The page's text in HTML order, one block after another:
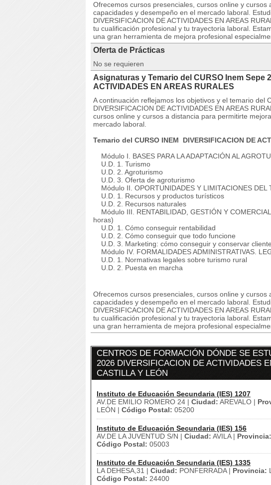
Ofrecemos cursos presenciales, cursos online y
capacidades y desempeño en el mercado laboral.
DIVERSIFICACION DE ACTIVIDADES EN AREAS
tu cualificación profesional y tu trayectoria laboral.
una gran herramienta de mejora profesional
Oferta de Prácticas
No se requieren
Asignaturas y Temario del CURSO Inem Sepe
ACTIVIDADES EN AREAS RURALES
A continuación reflejamos los objetivos y el temario del
DIVERSIFICACION DE ACTIVIDADES EN AREAS
cursos online y cursos a distancia para permitirte
mercado laboral.
Temario del CURSO INEM DIVERSIFICACION DE
Módulo I. BASES PARA LA ADAPTACIÓN AL
U.D. 1. Turismo
U.D. 2. Agroturismo
U.D. 3. Oferta de agroturismo
Módulo II. OPORTUNIDADES Y LIMITACIONES DEL
U.D. 1. Recursos y productos turísticos
U.D. 2. Recursos naturales
Módulo III. RENTABILIDAD, GESTIÓN Y
horas)
U.D. 1. Cómo conseguir rentabilidad
U.D. 2. Cómo conseguir que todo funcione
U.D. 3. Marketing: cómo conseguir y conservar
Módulo IV. FORMALIDADES ADMINISTRATIVAS.
U.D. 1. Normativas legales sobre turismo rural
U.D. 2. Puesta en marcha
Ofrecemos cursos presenciales, cursos online y
capacidades y desempeño en el mercado laboral.
DIVERSIFICACION DE ACTIVIDADES EN AREAS
tu cualificación profesional y tu trayectoria laboral.
una gran herramienta de mejora profesional
CENTROS DE FORMACIÓN DÓNDE SE
2026 DIVERSIFICACION DE ACTIVIDADES
CASTILLA Y LEÓN
Instituto de Educación Secundaria (IES) 1207
AV.DE EMILIO ROMERO 24 | Ciudad: AREVALO |
LEÓN | Código Postal: 05200
Instituto de Educación Secundaria (IES) 156
AV.DE LA JUVENTUD S/N | Ciudad: AVILA | Provincia:
Código Postal: 05003
Instituto de Educación Secundaria (IES) 1335
LA DEHESA,31 | Ciudad: PONFERRADA | Provincia:
Código Postal: 24400